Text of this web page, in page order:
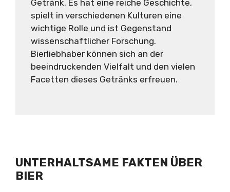
Getränk. Es hat eine reiche Geschichte,
spielt in verschiedenen Kulturen eine
wichtige Rolle und ist Gegenstand
wissenschaftlicher Forschung.
Bierliebhaber können sich an der
beeindruckenden Vielfalt und den vielen
Facetten dieses Getränks erfreuen.
UNTERHALTSAME FAKTEN ÜBER
BIER